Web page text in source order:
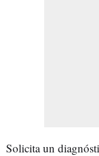
Solicita un